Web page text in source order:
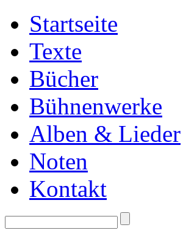
Startseite
Texte
Bücher
Bühnenwerke
Alben & Lieder
Noten
Kontakt